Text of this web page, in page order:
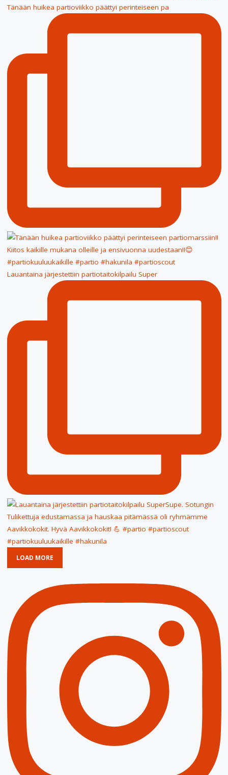
Tänään huikea partioviikko päättyi perinteiseen pa
Lauantaina järjestettiin partiotaitokilpailu Super
LOAD MORE